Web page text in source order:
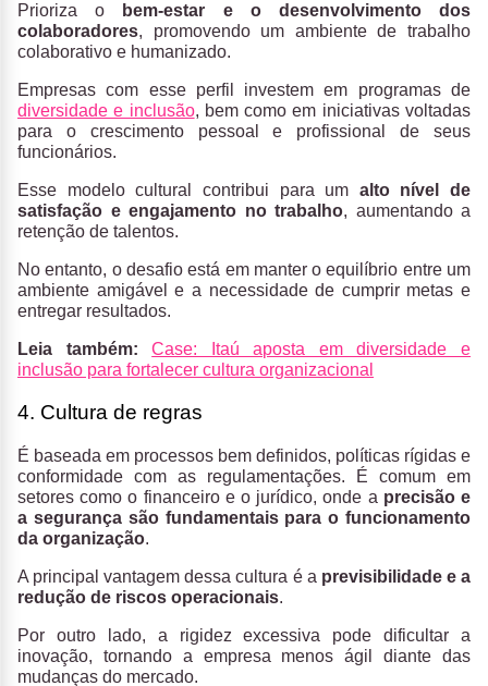
Prioriza o
bem-estar e o desenvolvimento dos
colaboradores, promovendo um ambiente de trabalho
colaborativo e humanizado.
Empresas com esse perfil investem em programas de
diversidade e inclusão, bem como em iniciativas voltadas
para o crescimento pessoal e profissional de seus
funcionários.
Esse modelo cultural contribui para um alto nível de
satisfação e engajamento no trabalho, aumentando a
retenção de talentos.
No entanto, o desafio está em manter o equilíbrio entre um
ambiente amigável e a necessidade de cumprir metas e
entregar resultados.
Leia também:Case: Itaú aposta em diversidade e
inclusão para fortalecer cultura organizacional
4. Cultura de regras
É baseada em processos bem definidos, políticas rígidas e
conformidade com as regulamentações. É comum em
setores como o financeiro e o jurídico, onde a precisão e
a segurança são fundamentais para o funcionamento
da organização.
A principal vantagem dessa cultura é a previsibilidade e a
redução de riscos operacionais.
Por outro lado, a rigidez excessiva pode dificultar a
inovação, tornando a empresa menos ágil diante das
mudanças do mercado.